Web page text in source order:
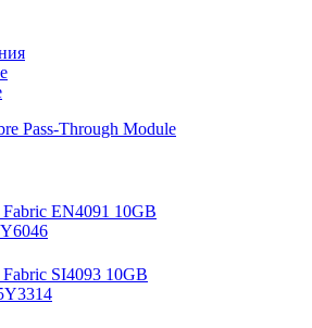
Pass-Through Module
EN4091 10GB
SI4093 10GB